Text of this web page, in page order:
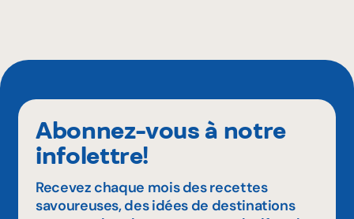
Abonnez-vous à notre
infolettre!
Recevez chaque mois des recettes
savoureuses, des idées de destinations